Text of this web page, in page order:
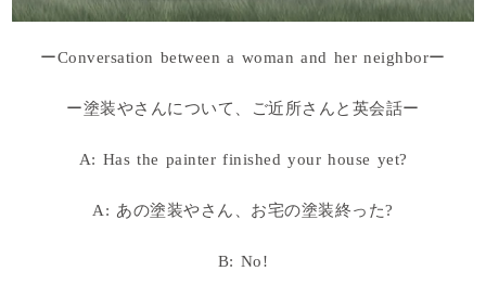
ーConversation between a woman and her neighborー
ー塗装やさんについて、ご近所さんと英会話ー
A: Has the painter finished your house yet?
A: あの塗装やさん、お宅の塗装終った?
B: No!